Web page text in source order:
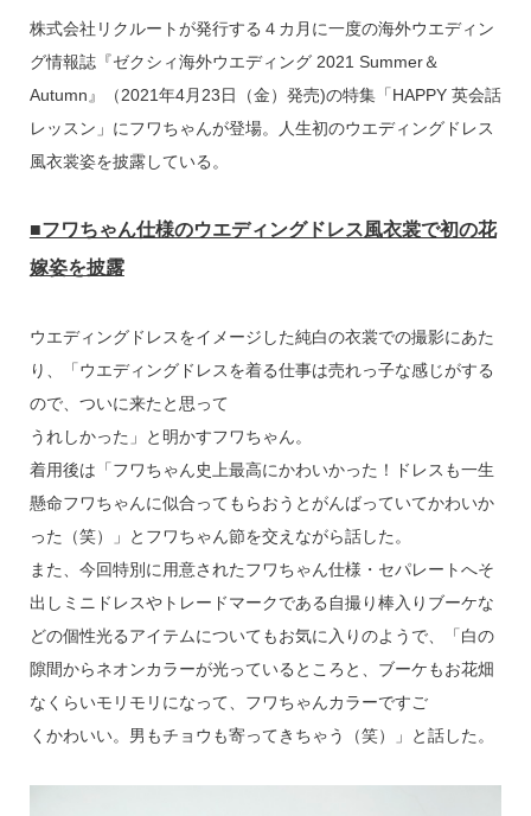
e
a
d
s
e
n
a
e
c
e
b
k
株式会社リクルートが発行する４カ月に一度の海外ウエディン
グ情報誌『ゼクシィ海外ウエディング 2021 Summer＆
Autumn』（2021年4月23日（金）発売)の特集「HAPPY 英会話
レッスン」にフワちゃんが登場。人生初のウエディングドレス
風衣裳姿を披露している。
■フワちゃん仕様のウエディングドレス風衣裳で初の花
嫁姿を披露
ウエディングドレスをイメージした純白の衣裳での撮影にあた
り、「ウエディングドレスを着る仕事は売れっ子な感じがする
ので、ついに来たと思って
うれしかった」と明かすフワちゃん。
着用後は「フワちゃん史上最高にかわいかった！ドレスも一生
懸命フワちゃんに似合ってもらおうとがんばっていてかわいか
った（笑）」とフワちゃん節を交えながら話した。
また、今回特別に用意されたフワちゃん仕様・セパレートへそ
出しミニドレスやトレードマークである自撮り棒入りブーケな
どの個性光るアイテムについてもお気に入りのようで、「白の
隙間からネオンカラーが光っているところと、ブーケもお花畑
なくらいモリモリになって、フワちゃんカラーですご
くかわいい。男もチョウも寄ってきちゃう（笑）」と話した。